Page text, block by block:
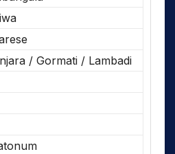
/ Gormati / Lambadi